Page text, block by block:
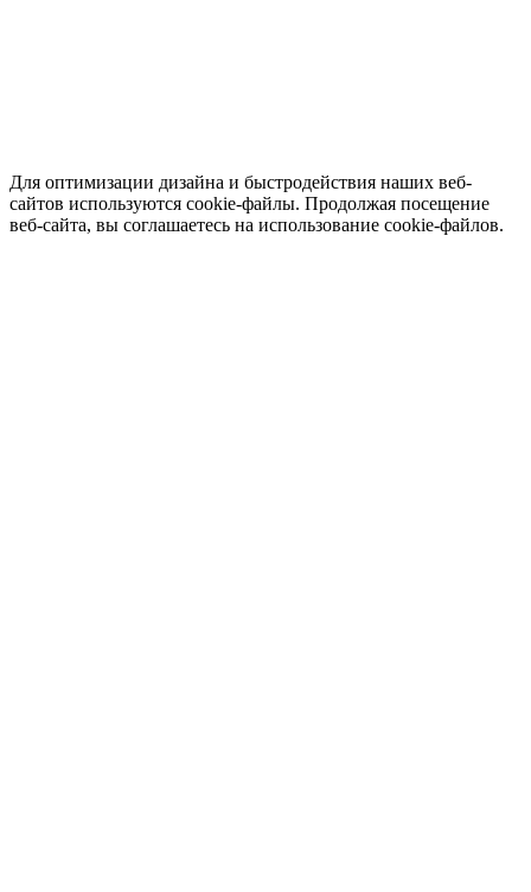
Для оптимизации дизайна и быстродействия наших веб-
сайтов используются cookie-файлы. Продолжая посещение
веб-сайта, вы соглашаетесь на использование cookie-файлов.